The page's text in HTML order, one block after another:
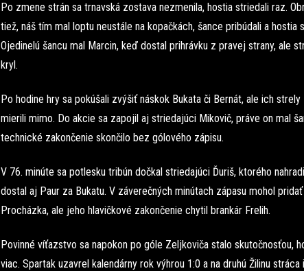
Po zmene strán sa trnavská zostava nezmenila, hostia striedali raz.
tiež, náš tím mal loptu neustále na kopačkách, šance pribúdali a hostia
Ojedinelú šancu mal Marcin, keď dostal prihrávku z pravej strany, ale
kryl.
Po hodine hry sa pokúšali zvýšiť náskok Bukata či Bernát, ale ich
mierili mimo. Do akcie sa zapojil aj striedajúci Mikovič, práve on mal
technické zakončenie skončilo bez gólového zápisu.
V 76. minúte sa potlesku tribún dočkal striedajúci Ďuriš, ktorého
dostal aj Paur za Bukatu. V záverečných minútach zápasu mohol
Procházka, ale jeho hlavičkové zakončenie chytil brankár Frelih.
Povinné víťazstvo sa napokon po góle Zeljkoviča stalo skutočnosťou,
viac. Spartak uzavrel kalendárny rok výhrou 1:0 a na druhú Žilinu stráca